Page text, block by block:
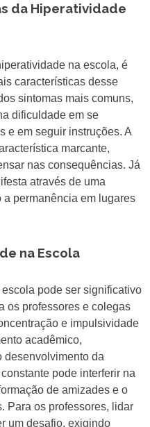
da Hiperatividade
na escola, é
características desse
sintomas mais comuns,
dificuldade em se
e em seguir instruções. A
marcante,
nas consequências. Já
através de uma
permanência em lugares
na Escola
pode ser significativo
os professores e colegas
e impulsividade
acadêmico,
desenvolvimento da
pode interferir na
de amizades e o
Para os professores, lidar
um desafio, exigindo